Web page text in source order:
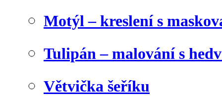
Motýl – kreslení s
Tulipán – malování s
Větvička šeříku